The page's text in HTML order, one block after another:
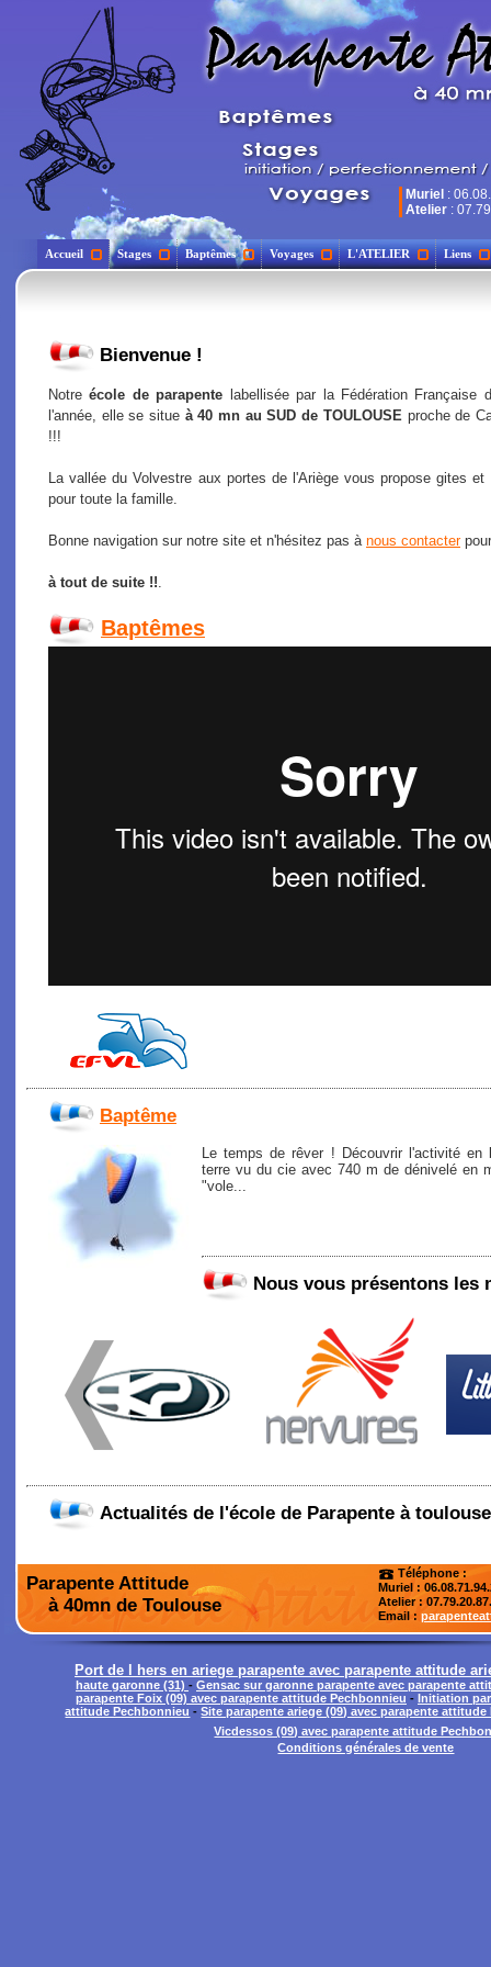
Muriel :
Atelier :
Accueil Stages Baptêmes Voyages L'ATELIER Liens
Bienvenue !
Notreécole de parapente labellisée par la Fédération Française
l'année, elle se situe à 40 mn au SUD de TOULOUSEproche de
!!!
La vallée du Volvestre aux portes de l'Ariège vous propose gites
pour toute la famille.
Bonne navigation sur notre site et n'hésitez pas à nous contacter
à tout de suite !!.
Baptêmes
Baptême
Le temps de rêver ! Découvrir l'activité en
terre vu du cie avec 740 m de dénivelé en
"vole...
Nous vous présentons les
Actualités de l'école de Parapente à toulouse
Parapente Attitude
à 40mn de Toulouse
Téléphone :
Muriel :
Atelier:
Email :
Port de l hers en ariege parapente avec parapente attitude
haute garonne (31) - Gensac sur garonne parapente avec parapente
parapente Foix (09) avec parapente attitude Pechbonnieu - Initiation
attitude Pechbonnieu -Site parapente ariege (09) avec parapente
Vicdessos (09) avec parapente attitude
Conditions générales de vente